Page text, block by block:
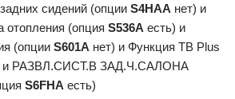
сидений (опции S4HAA нет) и
отопления (опция S536A есть) и
(опции S601A нет) и Функция ТВ Plus
и РАЗВЛ.СИСТ.В ЗАД.Ч.САЛОНА
S6FHA есть)